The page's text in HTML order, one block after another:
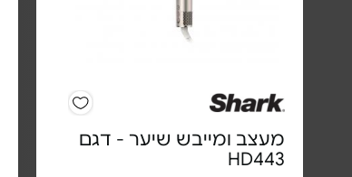
מעצב ומייבש שיער - דגם
HD443